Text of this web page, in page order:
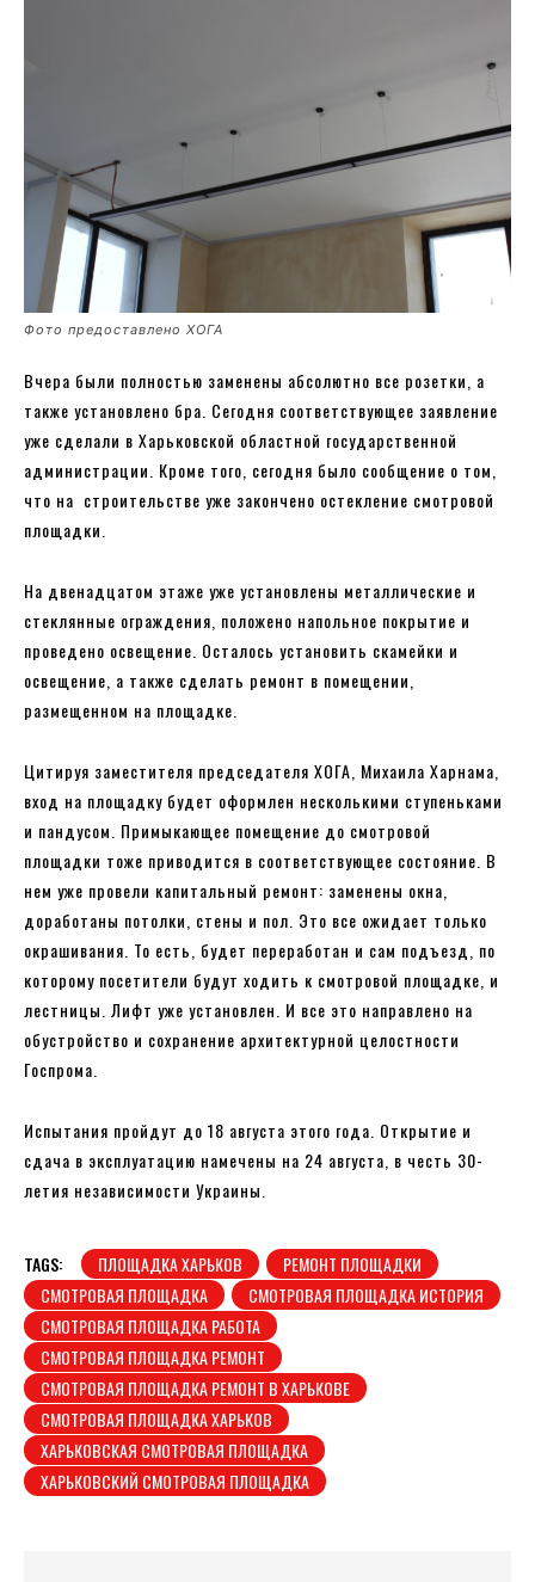
Фото предоставлено ХОГА
Вчера были полностью заменены абсолютно все розетки, а
также установлено бра. Сегодня соответствующее заявление
уже сделали в Харьковской областной государственной
администрации. Кроме того, сегодня было сообщение о том,
что на строительстве уже закончено остекление смотровой
площадки.
На двенадцатом этаже уже установлены металлические и
стеклянные ограждения, положено напольное покрытие и
проведено освещение. Осталось установить скамейки и
освещение, а также сделать ремонт в помещении,
размещенном на площадке.
Цитируя заместителя председателя ХОГА, Михаила Харнама,
вход на площадку будет оформлен несколькими ступеньками
и пандусом. Примыкающее помещение до смотровой
площадки тоже приводится в соответствующее состояние. В
нем уже провели капитальный ремонт: заменены окна,
доработаны потолки, стены и пол. Это все ожидает только
окрашивания. То есть, будет переработан и сам подъезд, по
которому посетители будут ходить к смотровой площадке, и
лестницы. Лифт уже установлен. И все это направлено на
обустройство и сохранение архитектурной целостности
Госпрома.
Испытания пройдут до 18 августа этого года. Открытие и
сдача в эксплуатацию намечены на 24 августа, в честь 30-
летия независимости Украины.
TAGS: ПЛОЩАДКА ХАРЬКОВ
РЕМОНТ ПЛОЩАДКИ
СМОТРОВАЯ ПЛОЩАДКА
СМОТРОВАЯ ПЛОЩАДКА ИСТОРИЯ
СМОТРОВАЯ ПЛОЩАДКА РАБОТА
СМОТРОВАЯ ПЛОЩАДКА РЕМОНТ
СМОТРОВАЯ ПЛОЩАДКА РЕМОНТ В ХАРЬКОВЕ
СМОТРОВАЯ ПЛОЩАДКА ХАРЬКОВ
ХАРЬКОВСКАЯ СМОТРОВАЯ ПЛОЩАДКА
ХАРЬКОВСКИЙ СМОТРОВАЯ ПЛОЩАДКА